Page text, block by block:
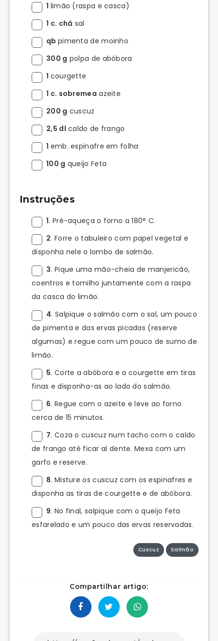
1 limão (raspa e casca)
1 c. chá sal
qb pimenta de moinho
300 g polpa de abóbora
1 courgette
1 c. sobremea azeite
200 g cuscuz
2,5 dl caldo de frango
1 emb. espinafre em folha
100 g queijo Feta
Instruções
1. Pré-aqueça o forno a 180° C.
2. Forre o tabuleiro com papel vegetal e
disponha nele o lombo de salmão.
3. Pique uma mão-cheia de manjericão,
coentros e tomilho juntamente com a raspa
da casca do limão.
4. Salpique o salmão com o sal, um pouco
de pimenta e das ervas picadas (reserve
algumas) e regue com um pouco de sumo de
limão.
5. Corte a abóbora e a courgette em tiras
finas e disponha-as ao lado do salmão.
6. Regue com o azeite e leve ao forno
cerca de 15 minutos.
7. Coza o cuscuz num tacho com o caldo
de frango até ficar al dente. Mexa com um
garfo e reserve.
8. Misture os cuscuz com os espinafres e
disponha as tiras de courgette e de abóbora.
9. No final, salpique com o queijo Feta
esfarelado e um pouco das ervas reservadas.
Cuscuz Salmão
Compartilhar artigo: